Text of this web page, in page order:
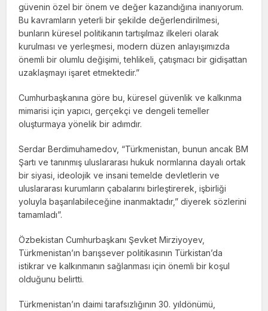
güvenin özel bir önem ve değer kazandığına inanıyorum.
Bu kavramların yeterli bir şekilde değerlendirilmesi,
bunların küresel politikanın tartışılmaz ilkeleri olarak
kurulması ve yerleşmesi, modern düzen anlayışımızda
önemli bir olumlu değişimi, tehlikeli, çatışmacı bir gidişattan
uzaklaşmayı işaret etmektedir.”
Cumhurbaşkanına göre bu, küresel güvenlik ve kalkınma
mimarisi için yapıcı, gerçekçi ve dengeli temeller
oluşturmaya yönelik bir adımdır.
Serdar Berdimuhamedov, “Türkmenistan, bunun ancak BM
Şartı ve tanınmış uluslararası hukuk normlarına dayalı ortak
bir siyasi, ideolojik ve insani temelde devletlerin ve
uluslararası kurumların çabalarını birleştirerek, işbirliği
yoluyla başarılabileceğine inanmaktadır,” diyerek sözlerini
tamamladı”.
Özbekistan Cumhurbaşkanı Şevket Mirziyoyev,
Türkmenistan’ın barışsever politikasının Türkistan’da
istikrar ve kalkınmanın sağlanması için önemli bir koşul
olduğunu belirtti.
Türkmenistan’ın daimi tarafsızlığının 30. yıldönümü,